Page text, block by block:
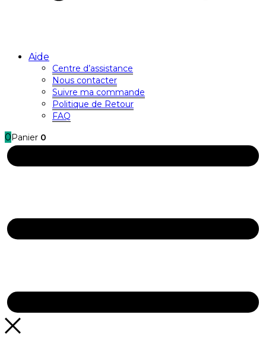
Aide
Centre d’assistance
Nous contacter
Suivre ma commande
Politique de Retour
FAQ
0 Panier 0